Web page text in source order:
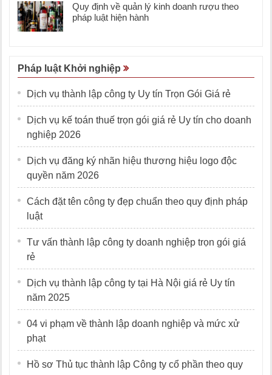
Quy định về quản lý kinh doanh rượu theo
pháp luật hiện hành
Pháp luật Khởi nghiệp
Dịch vụ thành lập công ty Uy tín Trọn Gói Giá rẻ
Dịch vụ kế toán thuế trọn gói giá rẻ Uy tín cho doanh
nghiệp 2026
Dịch vụ đăng ký nhãn hiệu thương hiệu logo độc
quyền năm 2026
Cách đặt tên công ty đẹp chuẩn theo quy định pháp
luật
Tư vấn thành lập công ty doanh nghiệp trọn gói giá
rẻ
Dịch vụ thành lập công ty tại Hà Nội giá rẻ Uy tín
năm 2025
04 vi phạm về thành lập doanh nghiệp và mức xử
phạt
Hồ sơ Thủ tục thành lập Công ty cổ phần theo quy